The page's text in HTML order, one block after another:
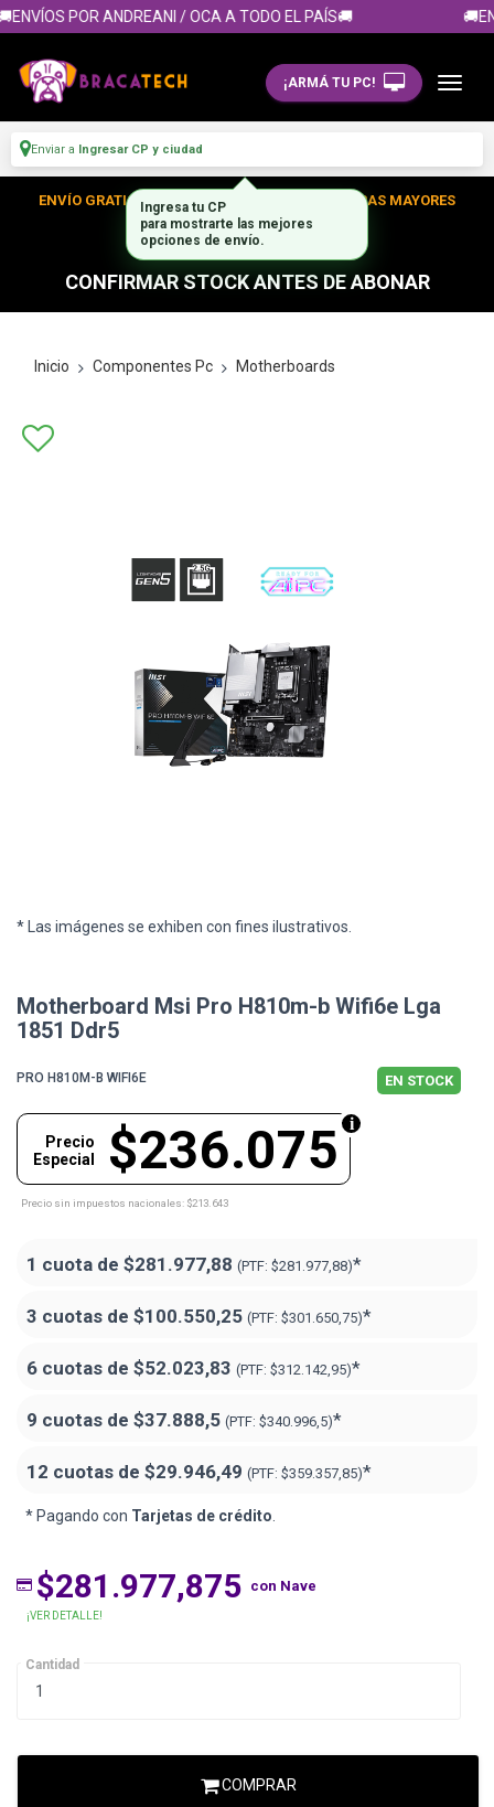
POR ANDREANI / OCA A TODO EL PAÍS🚚
¡ARMÁ TU PC!
Enviar a Ingresar CP y ciudad
ENVÍO GRATIS DENTRO DE CABA EN TUS COMPRAS MAYORES
A $300.000
CONFIRMAR STOCK ANTES DE ABONAR
Inicio Componentes Pc Motherboards
* Las imágenes se exhiben con fines ilustrativos.
Motherboard Msi Pro H810m-b Wifi6e Lga
1851 Ddr5
PRO H810M-B WIFI6E EN STOCK
$236.075
Precio
Especial
Precio sin impuestos nacionales: $213.643
1 cuota de $281.977,88 (PTF: $281.977,88)*
3 cuotas de $100.550,25 (PTF: $301.650,75)*
6 cuotas de $52.023,83 (PTF: $312.142,95)*
9 cuotas de $37.888,5 (PTF: $340.996,5)*
12 cuotas de $29.946,49 (PTF: $359.357,85)*
* Pagando con Tarjetas de crédito.
$281.977,875 con Nave
¡VER DETALLE!
Cantidad
COMPRAR
Ingresa tu CP
para mostrarte las mejores
opciones de envío.